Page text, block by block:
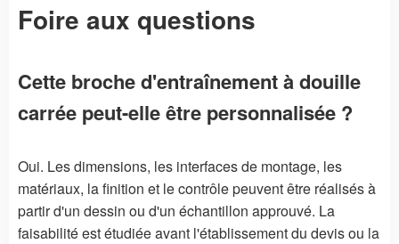
Foire aux questions
Cette broche d'entraînement à douille
carrée peut-elle être personnalisée ?
Oui. Les dimensions, les interfaces de montage, les
matériaux, la finition et le contrôle peuvent être réalisés à
partir d'un dessin ou d'un échantillon approuvé. La
faisabilité est étudiée avant l'établissement du devis ou la